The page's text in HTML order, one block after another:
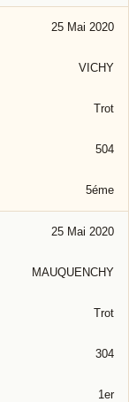
25 Mai 2020
VICHY
Trot
504
5éme
25 Mai 2020
MAUQUENCHY
Trot
304
1er